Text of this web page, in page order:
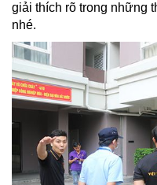
giải thích rõ trong những
nhé.